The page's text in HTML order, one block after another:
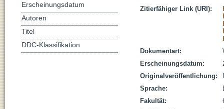
Zitierfähiger Link (URI):
Dokumentart:
Erscheinungsdatum:
Originalveröffentlichung:
Sprache:
Fakultät:
Erscheinungsdatum
Autoren
Titel
DDC-Klassifikation